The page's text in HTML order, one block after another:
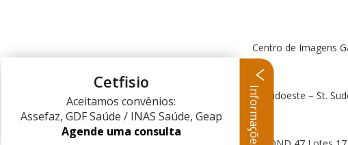
Centro de Imagens
Centro Clínico Sudoeste – St.
Cetfisio
Aceitamos convênios:
Assefaz, GDF Saúde / INAS Saúde, Geap
Agende uma consulta
Informações